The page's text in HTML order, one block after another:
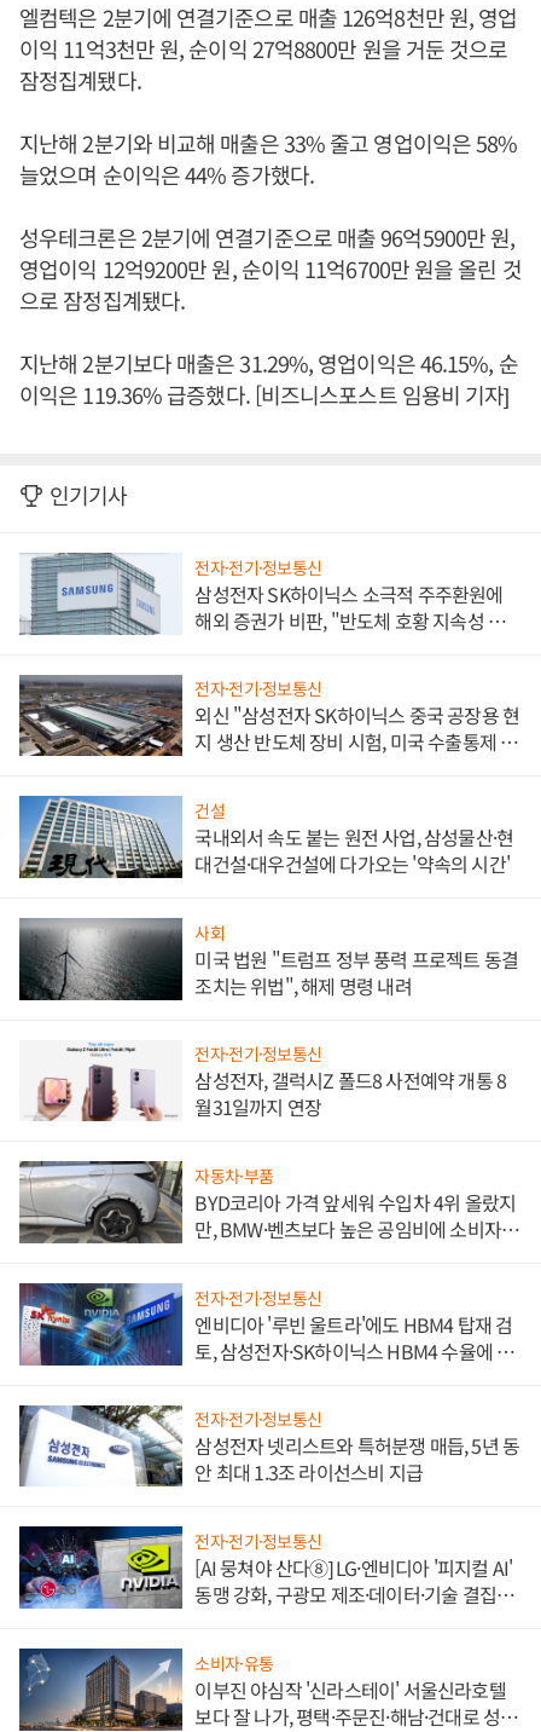
엘컴텍은 2분기에 연결기준으로 매출 126억8천만 원, 영업
이익 11억3천만 원, 순이익 27억8800만 원을 거둔 것으로
잠정집계됐다.
지난해 2분기와 비교해 매출은 33% 줄고 영업이익은 58%
늘었으며 순이익은 44% 증가했다.
성우테크론은 2분기에 연결기준으로 매출 96억5900만 원,
영업이익 12억9200만 원, 순이익 11억6700만 원을 올린 것
으로 잠정집계됐다.
지난해 2분기보다 매출은 31.29%, 영업이익은 46.15%, 순
이익은 119.36% 급증했다. [비즈니스포스트 임용비 기자]
인기기사
전자·전기·정보통신
삼성전자 SK하이닉스 소극적 주주환원에
해외 증권가 비판, "반도체 호황 지속성 의
전자·전기·정보통신
외신 "삼성전자 SK하이닉스 중국 공장용 현
지 생산 반도체 장비 시험, 미국 수출통제 대
건설
국내외서 속도 붙는 원전 사업, 삼성물산·현
대건설·대우건설에 다가오는 '약속의 시간'
사회
미국 법원 "트럼프 정부 풍력 프로젝트 동결
조치는 위법", 해제 명령 내려
전자·전기·정보통신
삼성전자, 갤럭시Z 폴드8 사전예약 개통 8
월31일까지 연장
자동차·부품
BYD코리아 가격 앞세워 수입차 4위 올랐지
만, BMW·벤츠보다 높은 공임비에 소비자
전자·전기·정보통신
엔비디아 '루빈 울트라'에도 HBM4 탑재 검
토, 삼성전자·SK하이닉스 HBM4 수율에 주
전자·전기·정보통신
삼성전자 넷리스트와 특허분쟁 매듭, 5년 동
안 최대 1.3조 라이선스비 지급
전자·전기·정보통신
[AI 뭉쳐야 산다⑧] LG·엔비디아 '피지컬 AI'
동맹 강화, 구광모 제조·데이터·기술 결집
소비자·유통
이부진 야심작 '신라스테이' 서울신라호텔
보다 잘 나가, 평택·주문진·해남·건대로 성